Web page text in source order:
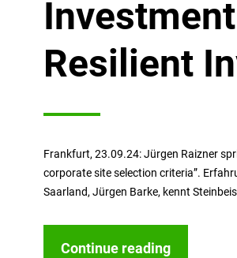
Resilient
Frankfurt, 23.09.24: Jürgen Raizner
corporate site selection criteria”.
Saarland, Jürgen Barke, kennt
Continue reading